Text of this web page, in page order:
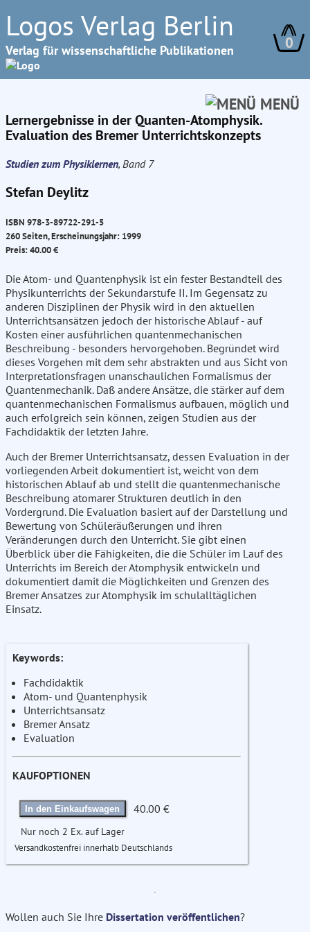
Logos Verlag Berlin
Verlag für wissenschaftliche Publikationen 0
MENÜ
Lernergebnisse in der Quanten-Atomphysik.
Evaluation des Bremer Unterrichtskonzepts
Studien zum Physiklernen, Band 7
Stefan Deylitz
ISBN 978-3-89722-291-5
260 Seiten, Erscheinungsjahr: 1999
Preis: 40.00 €
Die Atom- und Quantenphysik ist ein fester Bestandteil des
Physikunterrichts der Sekundarstufe II. Im Gegensatz zu
anderen Disziplinen der Physik wird in den aktuellen
Unterrichtsansätzen jedoch der historische Ablauf - auf
Kosten einer ausführlichen quantenmechanischen
Beschreibung - besonders hervorgehoben. Begründet wird
dieses Vorgehen mit dem sehr abstrakten und aus Sicht von
Interpretationsfragen unanschaulichen Formalismus der
Quantenmechanik. Daß andere Ansätze, die stärker auf dem
quantenmechanischen Formalismus aufbauen, möglich und
auch erfolgreich sein können, zeigen Studien aus der
Fachdidaktik der letzten Jahre.
Auch der Bremer Unterrichtsansatz, dessen Evaluation in der
vorliegenden Arbeit dokumentiert ist, weicht von dem
historischen Ablauf ab und stellt die quantenmechanische
Beschreibung atomarer Strukturen deutlich in den
Vordergrund. Die Evaluation basiert auf der Darstellung und
Bewertung von Schüleräußerungen und ihren
Veränderungen durch den Unterricht. Sie gibt einen
Überblick über die Fähigkeiten, die die Schüler im Lauf des
Unterrichts im Bereich der Atomphysik entwickeln und
dokumentiert damit die Möglichkeiten und Grenzen des
Bremer Ansatzes zur Atomphysik im schulalltäglichen
Einsatz.
Keywords:
Fachdidaktik
Atom- und Quantenphysik
Unterrichtsansatz
Bremer Ansatz
Evaluation
KAUFOPTIONEN
In den Einkaufswagen 40.00 €
Nur noch 2 Ex. auf Lager
Versandkostenfrei innerhalb Deutschlands
Wollen auch Sie Ihre Dissertation veröffentlichen?